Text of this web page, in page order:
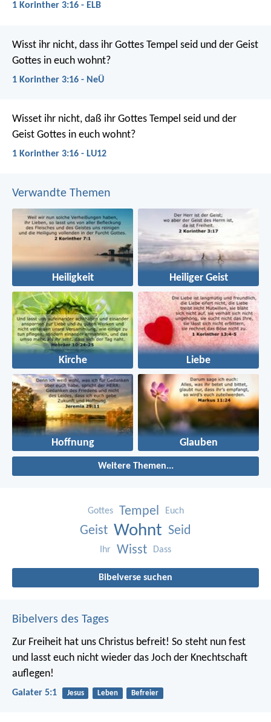
1 Korinther 3:16 - ELB
Wisst ihr nicht, dass ihr Gottes Tempel seid und der Geist
Gottes in euch wohnt?
1 Korinther 3:16 - NeÜ
Wisset ihr nicht, daß ihr Gottes Tempel seid und der
Geist Gottes in euch wohnt?
1 Korinther 3:16 - LU12
Verwandte Themen
Heiligkeit Heiliger Geist
Kirche Liebe
Hoffnung Glauben
Weitere Themen...
Gottes Tempel Euch
Geist Wohnt Seid
Ihr Wisst Dass
Bibelverse suchen
Bibelvers des Tages
Zur Freiheit hat uns Christus befreit! So steht nun fest
und lasst euch nicht wieder das Joch der Knechtschaft
auflegen!
Galater 5:1 Jesus Leben Befreier